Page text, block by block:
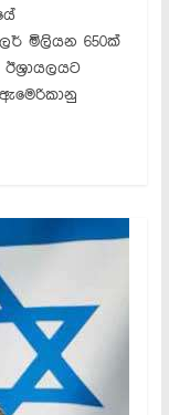
මිලියන 650ක්